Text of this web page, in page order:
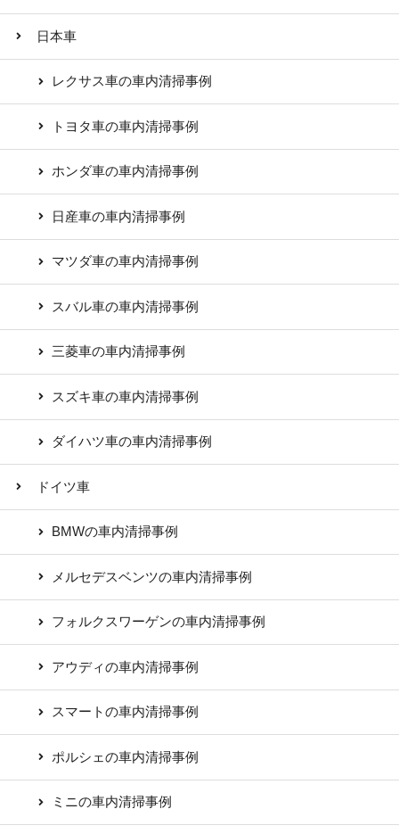
日本車
レクサス車の車内清掃事例
トヨタ車の車内清掃事例
ホンダ車の車内清掃事例
日産車の車内清掃事例
マツダ車の車内清掃事例
スバル車の車内清掃事例
三菱車の車内清掃事例
スズキ車の車内清掃事例
ダイハツ車の車内清掃事例
ドイツ車
BMWの車内清掃事例
メルセデスベンツの車内清掃事例
フォルクスワーゲンの車内清掃事例
アウディの車内清掃事例
スマートの車内清掃事例
ポルシェの車内清掃事例
ミニの車内清掃事例